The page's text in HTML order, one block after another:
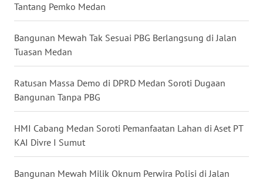
Tantang Pemko Medan
Bangunan Mewah Tak Sesuai PBG Berlangsung di Jalan
Tuasan Medan
Ratusan Massa Demo di DPRD Medan Soroti Dugaan
Bangunan Tanpa PBG
HMI Cabang Medan Soroti Pemanfaatan Lahan di Aset PT
KAI Divre I Sumut
Bangunan Mewah Milik Oknum Perwira Polisi di Jalan
WN
TAPANULI
LESUNG
KARO
SIMALUNGUN